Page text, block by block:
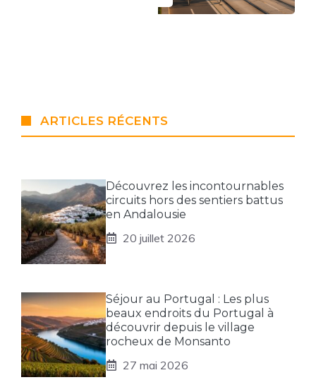
ARTICLES RÉCENTS
Découvrez les incontournables
circuits hors des sentiers battus
en Andalousie
20 juillet 2026
Séjour au Portugal : Les plus
beaux endroits du Portugal à
découvrir depuis le village
rocheux de Monsanto
27 mai 2026